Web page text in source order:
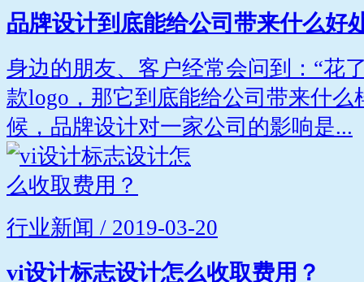
品牌设计到底能给公司带来什么好
身边的朋友、客户经常会问到：“花
款logo，那它到底能给公司带来什么
候，品牌设计对一家公司的影响是...
行业新闻 / 2019-03-20
vi设计标志设计怎么收取费用？